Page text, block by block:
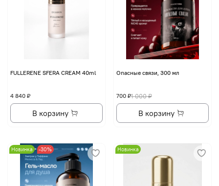
FULLERENE SFERA CREAM 40ml
4 840 ₽
В корзину
Опасные связи, 300 мл
1 000 ₽
700 ₽
В корзину
Новинка -30% Новинка